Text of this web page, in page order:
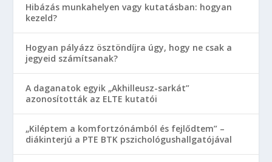
Hibázás munkahelyen vagy kutatásban: hogyan
kezeld?
Hogyan pályázz ösztöndíjra úgy, hogy ne csak a
jegyeid számítsanak?
A daganatok egyik „Akhilleusz-sarkát”
azonosították az ELTE kutatói
„Kiléptem a komfortzónámból és fejlődtem” –
diákinterjú a PTE BTK pszichológushallgatójával